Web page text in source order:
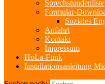
Sprechstundenliste
Formular-
Soziales
Anfahrt
Kontakt
Impressum
HoLa-Funk
Installationsanleitung